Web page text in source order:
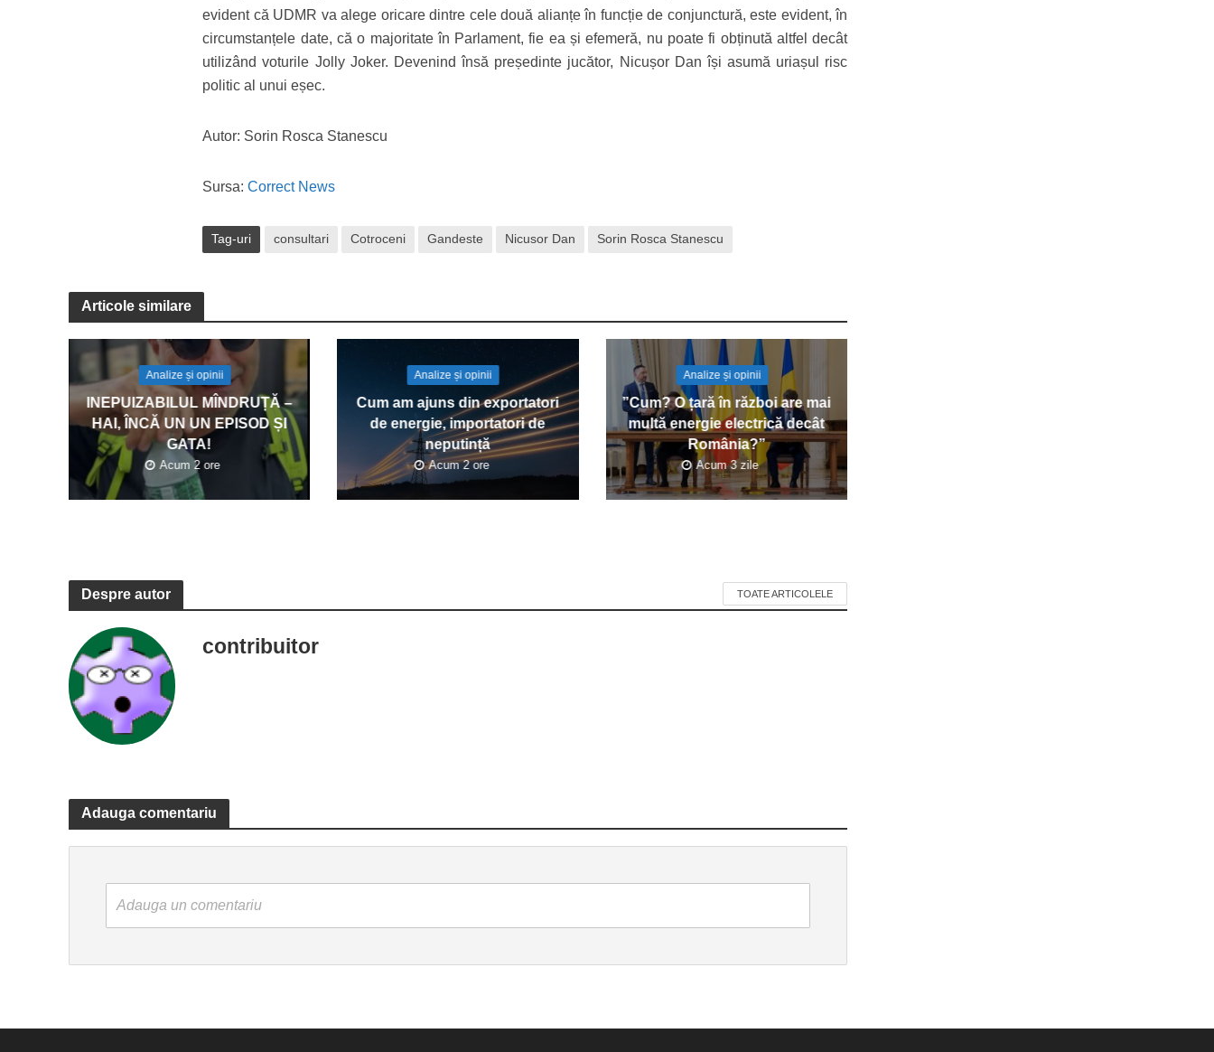
evident că UDMR va alege oricare dintre cele două alianțe în funcție de conjunctură, este evident, în
circumstanțele date, că o majoritate în Parlament, fie ea și efemeră, nu poate fi obținută altfel decât
utilizând voturile Jolly Joker. Devenind însă președinte jucător, Nicușor Dan își asumă uriașul risc
politic al unui eșec.
Autor: Sorin Rosca Stanescu
Sursa:Correct News
Tag-uri consultari Cotroceni Gandeste Nicusor Dan Sorin Rosca Stanescu
Articole similare
Analize și opinii
INEPUIZABILUL MÎNDRUȚĂ –
HAI, ÎNCĂ UN UN EPISOD ȘI
GATA!
Acum 2 ore
Analize și opinii
Cum am ajuns din exportatori
de energie, importatori de
neputință
Acum 2 ore
Analize și opinii
”Cum? O țară în război are mai
multă energie electrică decât
România?”
Acum 3 zile
Despre autor TOATE ARTICOLELE
contribuitor
Adauga comentariu
Adauga un comentariu